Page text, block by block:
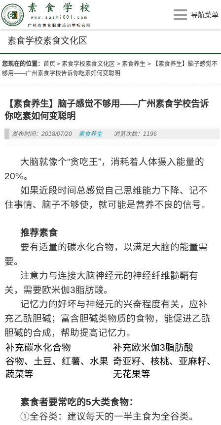
导航菜单
素食学校素食文化区
您现在的位置：首页 >素食学校素食文化区 >素食养生 >
【素食养生】脑子感觉不
够用——广州素食学校告诉你吃素如何变聪明
【素食养生】脑子感觉不够用——广州素食学校告诉
你吃素如何变聪明
发布时间：2018/07/20 素食养生 浏览次数：1196
大脑就像个“贪吃王”，消耗着人体摄入能量的
20%。
如果近段时间总感觉自己思维能力下降、记不
住事情、脑子不够使，就可能是营养不良的信号。
推荐素食
要有适量的碳水化合物，以满足大脑的能量需
要。
注意力与连接大脑神经元的神经纤维髓鞘有
关，需要欧米伽3脂肪酸。
记忆力的好坏与神经元的兴奋程度有关，应补
充乙酰胆碱；富含胆碱类物质的食物，能促进乙酰
胆碱的合成，帮助提高记忆力。
补充碳水化合物
补充欧米伽3脂肪酸
谷物、土豆、红薯、水果
蔬菜等
奇亚籽、核桃、亚麻籽、
无花果等
素食者要常吃的5大类食物：
①全谷类：建议每天的一半主食为全谷类。